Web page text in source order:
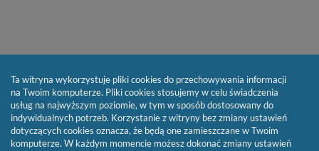
Ta witryna wykorzystuje pliki cookies do przechowywania informacji
na Twoim komputerze. Pliki cookies stosujemy w celu świadczenia
usług na najwyższym poziomie, w tym w sposób dostosowany do
indywidualnych potrzeb. Korzystanie z witryny bez zmiany ustawień
dotyczących cookies oznacza, że będą one zamieszczane w Twoim
komputerze. W każdym momencie możesz dokonać zmiany ustawień